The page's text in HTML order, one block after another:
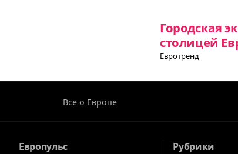
Городская
столицей
Евротренд
Все о Европе
Европульс Рубрики